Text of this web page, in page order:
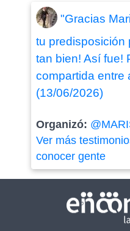
"Gracias
tu predisposición
tan bien! Así fue!
compartida entre
(13/06/2026)
Organizó:
Ver más
conocer gente